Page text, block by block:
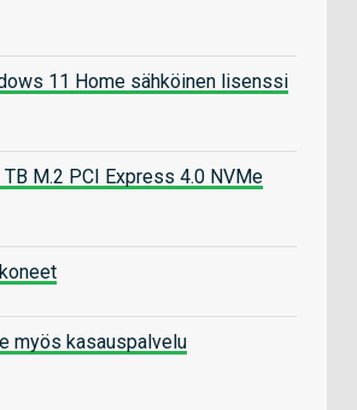
11 Home sähköinen lisenssi
M.2 PCI Express 4.0 NVMe
myös kasauspalvelu